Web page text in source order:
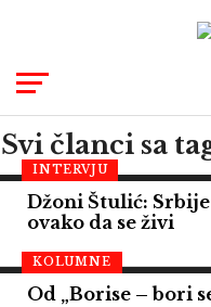
Svi članci sa
INTERVJU
Džoni Štulić:
ovako da se živi
KOLUMNE
Od „Borise – bori